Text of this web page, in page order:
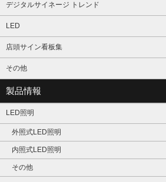
デジタルサイネージ トレンド
LED
店頭サイン看板集
その他
製品情報
LED照明
外照式LED照明
内照式LED照明
その他